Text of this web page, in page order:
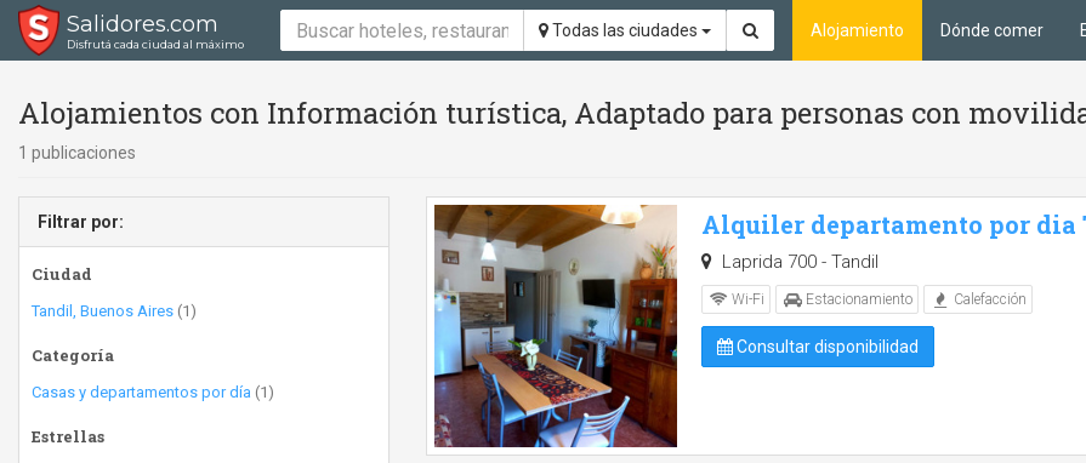
Salidores.com
Disfrutá cada ciudad al máximo
Todas las ciudades Alojamiento Dónde comer
Alojamientos con Información turística, Adaptado para personas con
1 publicaciones
Filtrar por:
Ciudad
Tandil, Buenos Aires (1)
Categoría
Casas y departamentos por día (1)
Estrellas
Alquiler departamento por dia
Laprida 700 - Tandil
Wi-Fi Estacionamiento Calefacción
Consultar disponibilidad